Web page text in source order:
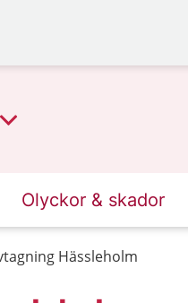
Olyckor & skador
Hässleholm